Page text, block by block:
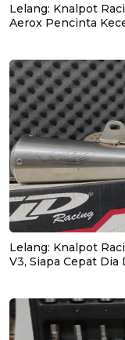
Lelang: Knalpot
Aerox Pencinta
Lelang: Knalpot
V3, Siapa Cepat Dia